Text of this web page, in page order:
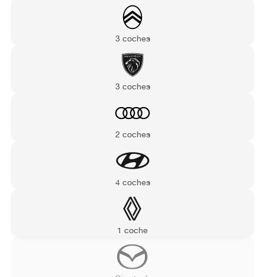
3 coches
3 coches
2 coches
4 coches
1 coche